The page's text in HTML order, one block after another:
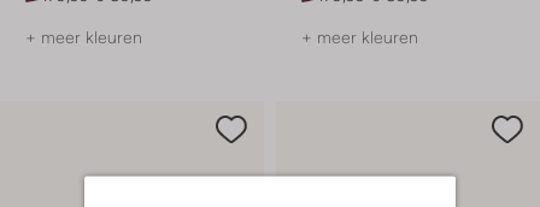
+ meer kleuren + meer kleuren